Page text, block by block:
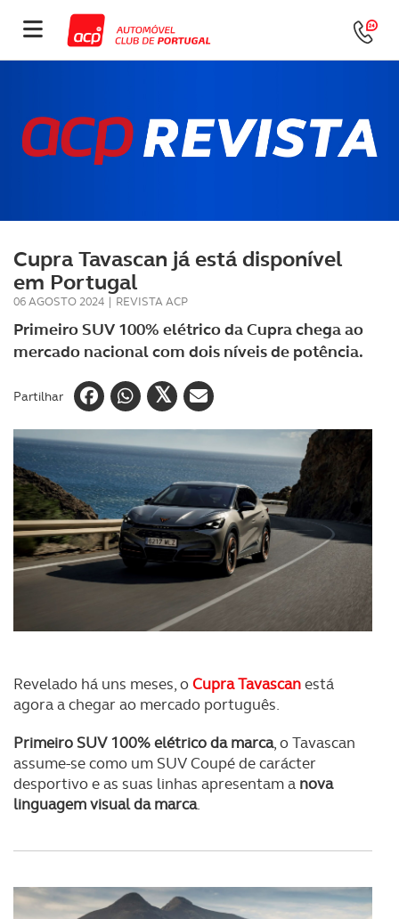
Cupra Tavascan já está disponível
em Portugal
06 AGOSTO 2024 | REVISTA ACP
Primeiro SUV 100% elétrico da Cupra chega ao
mercado nacional com dois níveis de potência.
Partilhar
Revelado há uns meses, oCupra Tavascanestá
agora a chegar ao mercado português.
Primeiro SUV 100% elétrico da marca, o Tavascan
assume-se como um SUV Coupé de carácter
desportivo e as suas linhas apresentam a nova
linguagem visual da marca.